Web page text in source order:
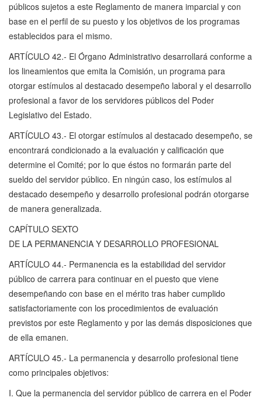
públicos sujetos a este Reglamento de manera imparcial y con
base en el perfil de su puesto y los objetivos de los programas
establecidos para el mismo.
ARTÍCULO 42.- El Órgano Administrativo desarrollará conforme a
los lineamientos que emita la Comisión, un programa para
otorgar estímulos al destacado desempeño laboral y el desarrollo
profesional a favor de los servidores públicos del Poder
Legislativo del Estado.
ARTÍCULO 43.- El otorgar estímulos al destacado desempeño, se
encontrará condicionado a la evaluación y calificación que
determine el Comité; por lo que éstos no formarán parte del
sueldo del servidor público. En ningún caso, los estímulos al
destacado desempeño y desarrollo profesional podrán otorgarse
de manera generalizada.
CAPÍTULO SEXTO
DE LA PERMANENCIA Y DESARROLLO PROFESIONAL
ARTÍCULO 44.- Permanencia es la estabilidad del servidor
público de carrera para continuar en el puesto que viene
desempeñando con base en el mérito tras haber cumplido
satisfactoriamente con los procedimientos de evaluación
previstos por este Reglamento y por las demás disposiciones que
de ella emanen.
ARTÍCULO 45.- La permanencia y desarrollo profesional tiene
como principales objetivos:
I. Que la permanencia del servidor público de carrera en el Poder